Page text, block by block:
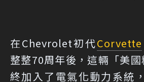
在Chevrolet初代Corvette
整整70周年後，這輛「美
終加入了電氣化動力系統